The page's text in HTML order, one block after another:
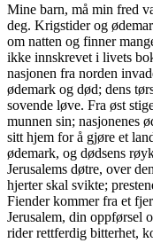
Mine barn, må min fred
deg. Krigstider og
om natten og finner
ikke innskrevet i livets
nasjonen fra norden
ødemark og død; dens
sovende løve. Fra øst
munnen sin; nasjonenes
sitt hjem for å gjøre et
ødemark, og dødsens
Jerusalems døtre, over
hjerter skal svikte;
Fiender kommer fra et
Jerusalem, din oppførsel
rider rettferdig bitterhet,